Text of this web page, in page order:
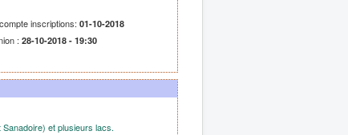
inscriptions: 01-10-2018
: 28-10-2018 - 19:30
et plusieurs lacs.